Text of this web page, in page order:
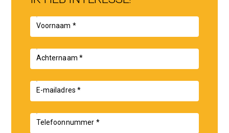
Voornaam *
Achternaam *
E-mailadres *
Telefoonnummer *